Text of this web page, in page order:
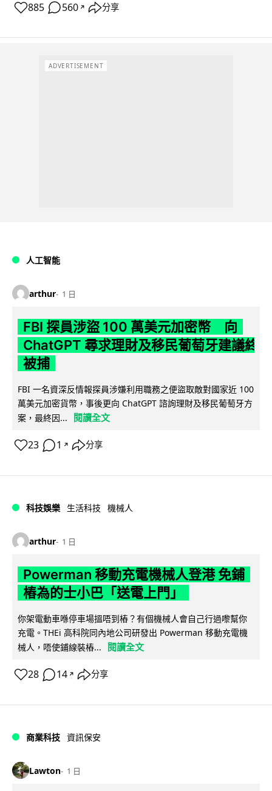
885 560 ↗ 分享
ADVERTISEMENT
人工智能
arthur 1 日
FBI 探員涉盜 100 萬美元加密幣 向
ChatGPT 尋求理財及移民葡萄牙建議終
被捕
FBI 一名資深反情報探員涉嫌利用職務之便盜取敵對國家近 100
萬美元加密貨幣，事後更向 ChatGPT 諮詢理財及移民葡萄牙方
案，最終因...
閱讀全文
23 1 ↗ 分享
科技娛樂 生活科技 機械人
arthur 1 日
Powerman 移動充電機械人登港 免鋪
樁為的士小巴「送電上門」
你架電動車喺停車場搵唔到樁？有個機械人會自己行過嚟幫你
充電。THEi 高科院同內地公司研發出 Powerman 移動充電機
械人，唔使鋪線裝樁...
閱讀全文
28 14 ↗ 分享
商業科技 資訊保安
Lawton 1 日